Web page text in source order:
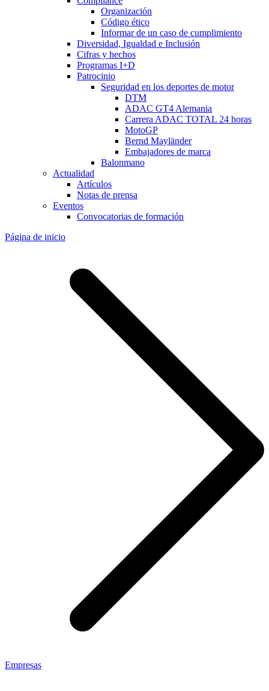
Organización
Código ético
Informar de un caso de cumplimiento
Diversidad, Igualdad e Inclusión
Cifras y hechos
Programas I+D
Patrocinio
Seguridad en los deportes de motor
DTM
ADAC GT4 Alemania
Carrera ADAC TOTAL 24 horas
MotoGP
Bernd Mayländer
Embajadores de marca
Balonmano
Actualidad
Artículos
Notas de prensa
Eventos
Convocatorias de formación
Página de inicio
Empresas